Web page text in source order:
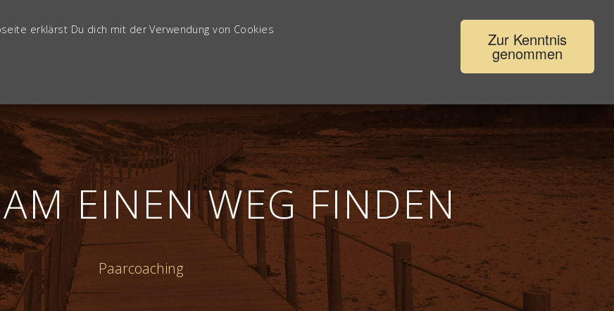
Über mich Kontakt
EINEN WEG FINDEN
Paarcoaching
erklärst Du dich mit der Verwendung von Cookies
Zur Kenntnis
genommen